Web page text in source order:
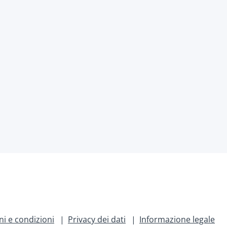
e condizioni Privacy dei dati Informazione legale